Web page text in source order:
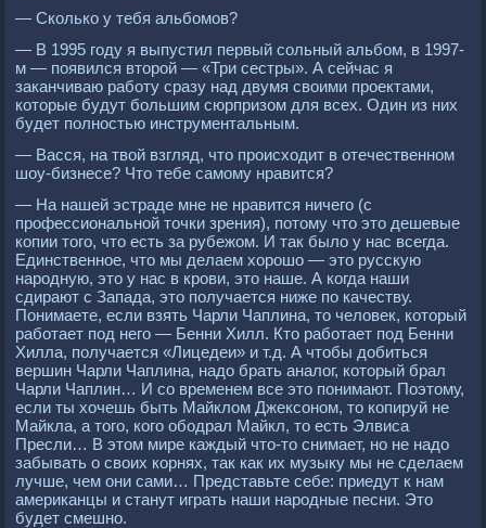
— Сколько у тебя альбомов?
— В 1995 году я выпустил первый сольный альбом, в 1997-
м — появился второй — «Три сестры». А сейчас я
заканчиваю работу сразу над двумя своими проектами,
которые будут большим сюрпризом для всех. Один из них
будет полностью инструментальным.
— Васся, на твой взгляд, что происходит в отечественном
шоу-бизнесе? Что тебе самому нравится?
— На нашей эстраде мне не нравится ничего (с
профессиональной точки зрения), потому что это дешевые
копии того, что есть за рубежом. И так было у нас всегда.
Единственное, что мы делаем хорошо — это русскую
народную, это у нас в крови, это наше. А когда наши
сдирают с Запада, это получается ниже по качеству.
Понимаете, если взять Чарли Чаплина, то человек, который
работает под него — Бенни Хилл. Кто работает под Бенни
Хилла, получается «Лицедеи» и т.д. А чтобы добиться
вершин Чарли Чаплина, надо брать аналог, который брал
Чарли Чаплин… И со временем все это понимают. Поэтому,
если ты хочешь быть Майклом Джексоном, то копируй не
Майкла, а того, кого ободрал Майкл, то есть Элвиса
Пресли… В этом мире каждый что-то снимает, но не надо
забывать о своих корнях, так как их музыку мы не сделаем
лучше, чем они сами… Представьте себе: приедут к нам
американцы и станут играть наши народные песни. Это
будет смешно.